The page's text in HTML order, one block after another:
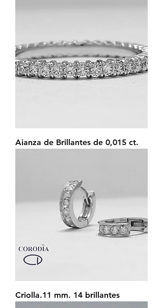
Aianza de Brillantes de 0,015 ct.
Criolla.11 mm. 14 brillantes